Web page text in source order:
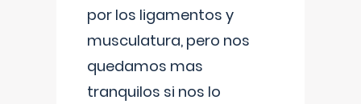
por los ligamentos y
musculatura, pero nos
quedamos mas
tranquilos si nos lo